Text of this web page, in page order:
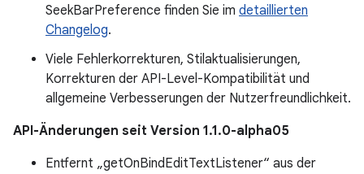
SeekBarPreference finden Sie im detaillierten
Changelog.
Viele Fehlerkorrekturen, Stilaktualisierungen,
Korrekturen der API-Level-Kompatibilität und
allgemeine Verbesserungen der Nutzerfreundlichkeit.
API-Änderungen seit Version 1.1.0-alpha05
Entfernt „getOnBindEditTextListener“ aus der